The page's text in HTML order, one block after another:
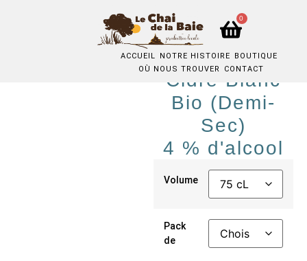
0
ACCUEIL NOTRE HISTOIRE
BOUTIQUE
OÙ NOUS TROUVER
CONTACT
Cidre Blanc
Bio (demi-
Sec)
4 % d'alcool
Volume
Pack
de